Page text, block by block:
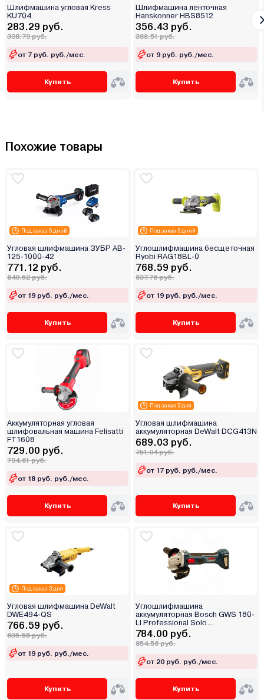
Шлифмашина угловая Kress
KU704
283.29 руб.
308.79 руб.
от 7 руб. руб./мес.
Купить
Шлифмашина ленточная
Hanskonner HBS8512
356.43 руб.
388.51 руб.
от 9 руб. руб./мес.
Купить
Похожие товары
Под заказ 5 дней
Угловая шлифмашина ЗУБР AB-
125-1000-42
771.12 руб.
840.52 руб.
от 19 руб. руб./мес.
Купить
Под заказ 5 дней
Углошлифмашина бесщеточная
Ryobi RAG18BL-0
768.59 руб.
837.76 руб.
от 19 руб. руб./мес.
Купить
Аккумуляторная угловая
шлифовальная машина Felisatti
FT1608
729.00 руб.
794.61 руб.
от 18 руб. руб./мес.
Купить
Под заказ 3 дня
Угловая шлифмашина
аккумуляторная DeWalt DCG413N
689.03 руб.
751.04 руб.
от 17 руб. руб./мес.
Купить
Под заказ 3 дня
Угловая шлифмашина DeWalt
DWE494-QS
766.59 руб.
835.58 руб.
от 19 руб. руб./мес.
Купить
Углошлифмашина
аккумуляторная Bosch GWS 180-
LI Professional Solo
(0.601.9H9.022)
784.00 руб.
854.56 руб.
от 20 руб. руб./мес.
Купить